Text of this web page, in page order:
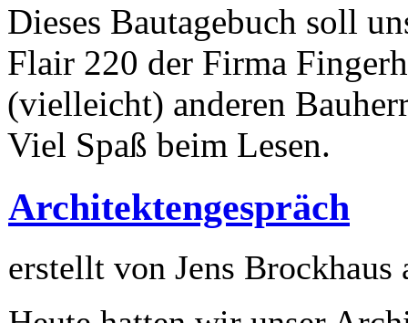
Dieses Bautagebuch soll
Flair 220 der Firma
(vielleicht) anderen
Viel Spaß beim Lesen.
Architektengespräch
erstellt von Jens Brockhaus